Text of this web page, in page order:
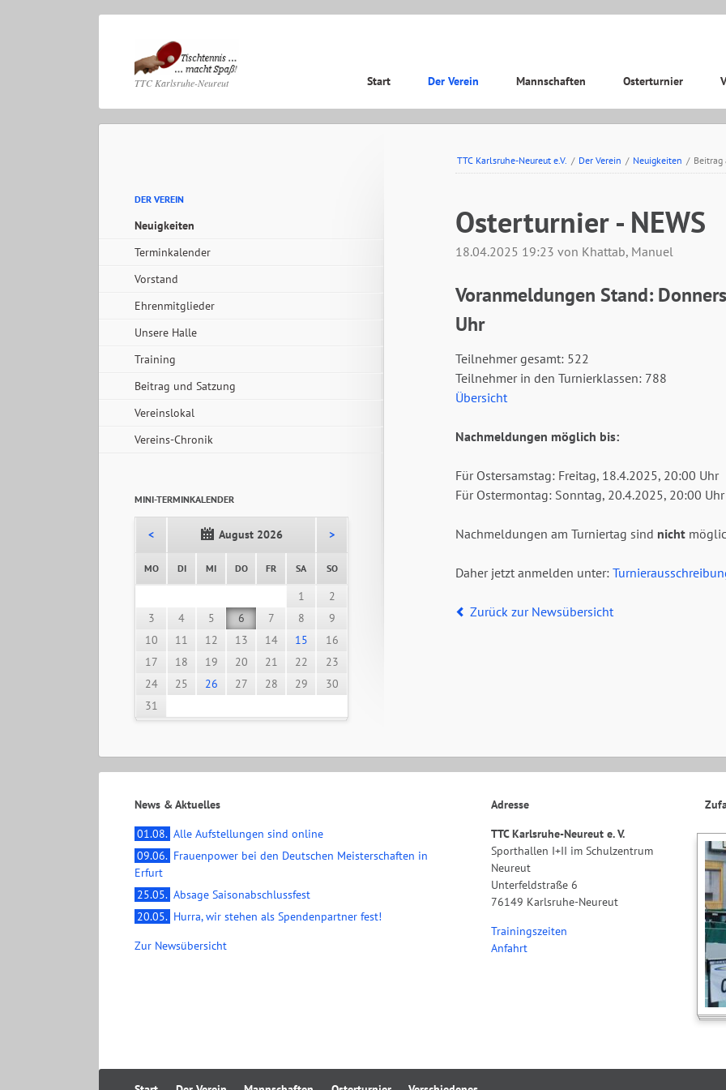
TTC Karlsruhe-Neureut
NavigationStart Der Verein Mannschaften Osterturnier
Navigation
überspringen
TTC Karlsruhe-Neureut e.V. / Der Verein / Neuigkeiten / Beitrag
Osterturnier - NEWS
18.04.2025 19:23 von Khattab, Manuel
Voranmeldungen Stand:
Uhr
Teilnehmer gesamt: 522
Teilnehmer in den Turnierklassen: 788
Übersicht
Nachmeldungen möglich bis:
Für Ostersamstag: Freitag, 18.4.2025, 20:00 Uhr
Für Ostermontag: Sonntag, 20.4.2025, 20:00 Uhr
Nachmeldungen am Turniertag sind nicht
Daher jetzt anmelden unter:
Zurück zur Newsübersicht
Navigation
DER VEREIN
Neuigkeiten
Terminkalender
Vorstand
Ehrenmitglieder
Unsere Halle
Training
Beitrag und Satzung
Vereinslokal
Vereins-Chronik
MINI-TERMINKALENDER
< August 2026 >
MONTAGDIENSTAG
MITTWOCH
DONNERSTAG
FREITAGSAMSTAG
SONNTAG
1
2
3
4 5 6 7 8
9
10
11 12 13 14 15
16
17
18 19 20 21 22
23
24
25 26 27 28 29
30
31
News & Aktuelles
01.08. Alle Aufstellungen sind online
09.06. Frauenpower bei den Deutschen Meisterschaften in
Erfurt
25.05. Absage Saisonabschlussfest
20.05. Hurra, wir stehen als Spendenpartner fest!
Zur Newsübersicht
Adresse
TTC Karlsruhe-Neureut e. V.
Sporthallen I+II im Schulzentrum
Neureut
Unterfeldstraße 6
76149 Karlsruhe-Neureut
Trainingszeiten
Anfahrt